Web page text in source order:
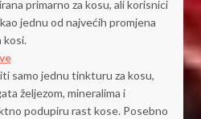
primarno za kosu, ali korisnici
jednu od najvećih promjena
kosi.
samo jednu tinkturu za kosu,
željezom, mineralima i
podupiru rast kose. Posebno